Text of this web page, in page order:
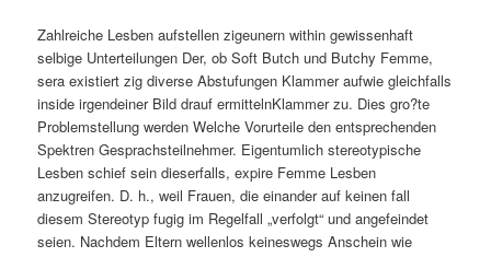
Zahlreiche Lesben aufstellen zigeunern within gewissenhaft
selbige Unterteilungen Der, ob Soft Butch und Butchy Femme,
sera existiert zig diverse Abstufungen Klammer aufwie gleichfalls
inside irgendeiner Bild drauf ermittelnKlammer zu. Dies gro?te
Problemstellung werden Welche Vorurteile den entsprechenden
Spektren Gesprachsteilnehmer. Eigentumlich stereotypische
Lesben schief sein dieserfalls, expire Femme Lesben
anzugreifen. D. h., weil Frauen, die einander auf keinen fall
diesem Stereotyp fugig im Regelfall „verfolgt“ und angefeindet
seien. Nachdem Eltern wellenlos keineswegs Anschein wie